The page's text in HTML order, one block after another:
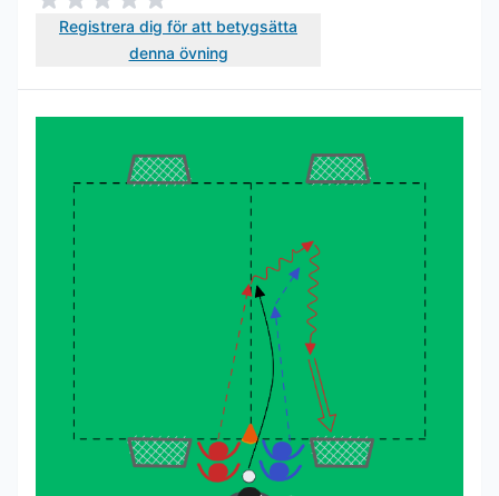
Registrera dig för att betygsätta
denna övning